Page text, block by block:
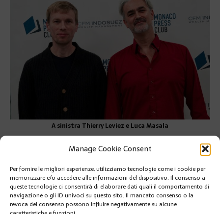
Manage Cookie Consent
Per fornire le migliori esperienze, utilizziamo tecnologie come i cookie per
memorizzare e/o accedere alle informazioni del dispositivo. Il consenso a
queste tecnologie ci consentirà di elaborare dati quali il comportamento di
navigazione o gli ID univoci su questo sito. Il mancato consenso o la
revoca del consenso possono influire negativamente su alcune
A sinistra Thierry Leviez e Luca Masala
academiedeanseprincessegraceformation
https://pavillo
PRÉCÉDENT
LABORATORI DI PIANTE GRASSE AL JARDIN
EXOTIQUE